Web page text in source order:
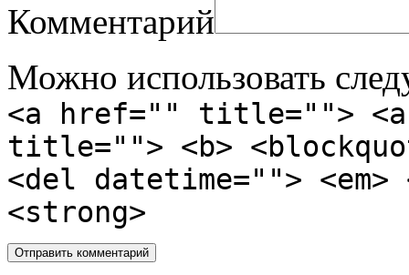
Комментарий
Можно использовать
<a href="" title="">
title=""> <b>
<del datetime="">
<strong>